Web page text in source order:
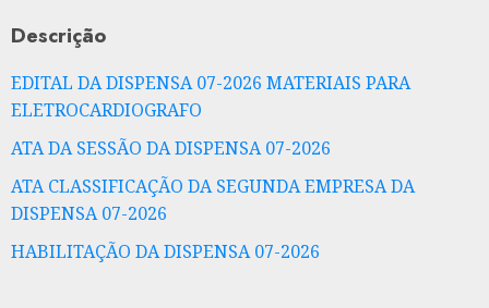
Descrição
EDITAL DA DISPENSA 07-2026 MATERIAIS PARA
ELETROCARDIOGRAFO
ATA DA SESSÃO DA DISPENSA 07-2026
ATA CLASSIFICAÇÃO DA SEGUNDA EMPRESA DA
DISPENSA 07-2026
HABILITAÇÃO DA DISPENSA 07-2026